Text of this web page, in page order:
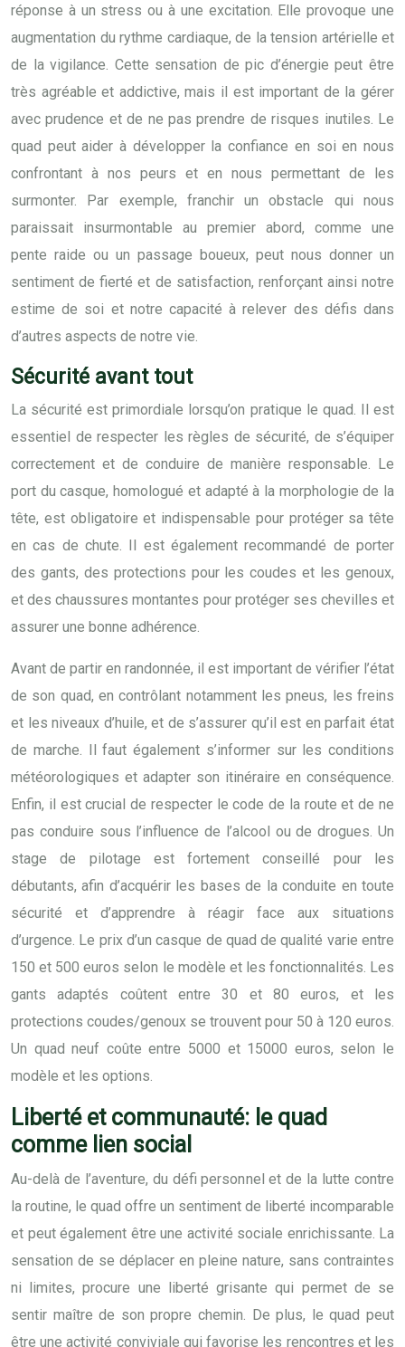
réponse à un stress ou à une excitation. Elle provoque une
augmentation du rythme cardiaque, de la tension artérielle et
de la vigilance. Cette sensation de pic d’énergie peut être
très agréable et addictive, mais il est important de la gérer
avec prudence et de ne pas prendre de risques inutiles. Le
quad peut aider à développer la confiance en soi en nous
confrontant à nos peurs et en nous permettant de les
surmonter. Par exemple, franchir un obstacle qui nous
paraissait insurmontable au premier abord, comme une
pente raide ou un passage boueux, peut nous donner un
sentiment de fierté et de satisfaction, renforçant ainsi notre
estime de soi et notre capacité à relever des défis dans
d’autres aspects de notre vie.
Sécurité avant tout
La sécurité est primordiale lorsqu’on pratique le quad. Il est
essentiel de respecter les règles de sécurité, de s’équiper
correctement et de conduire de manière responsable. Le
port du casque, homologué et adapté à la morphologie de la
tête, est obligatoire et indispensable pour protéger sa tête
en cas de chute. Il est également recommandé de porter
des gants, des protections pour les coudes et les genoux,
et des chaussures montantes pour protéger ses chevilles et
assurer une bonne adhérence.
Avant de partir en randonnée, il est important de vérifier l’état
de son quad, en contrôlant notamment les pneus, les freins
et les niveaux d’huile, et de s’assurer qu’il est en parfait état
de marche. Il faut également s’informer sur les conditions
météorologiques et adapter son itinéraire en conséquence.
Enfin, il est crucial de respecter le code de la route et de ne
pas conduire sous l’influence de l’alcool ou de drogues. Un
stage de pilotage est fortement conseillé pour les
débutants, afin d’acquérir les bases de la conduite en toute
sécurité et d’apprendre à réagir face aux situations
d’urgence. Le prix d’un casque de quad de qualité varie entre
150 et 500 euros selon le modèle et les fonctionnalités. Les
gants adaptés coûtent entre 30 et 80 euros, et les
protections coudes/genoux se trouvent pour 50 à 120 euros.
Un quad neuf coûte entre 5000 et 15000 euros, selon le
modèle et les options.
Liberté et communauté: le quad
comme lien social
Au-delà de l’aventure, du défi personnel et de la lutte contre
la routine, le quad offre un sentiment de liberté incomparable
et peut également être une activité sociale enrichissante. La
sensation de se déplacer en pleine nature, sans contraintes
ni limites, procure une liberté grisante qui permet de se
sentir maître de son propre chemin. De plus, le quad peut
être une activité conviviale qui favorise les rencontres et les